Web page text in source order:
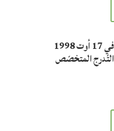
المرسوم التنفيذي رقم 98- 254 مؤرخ في 17 أوت 1998
التّدرج المتخصّص